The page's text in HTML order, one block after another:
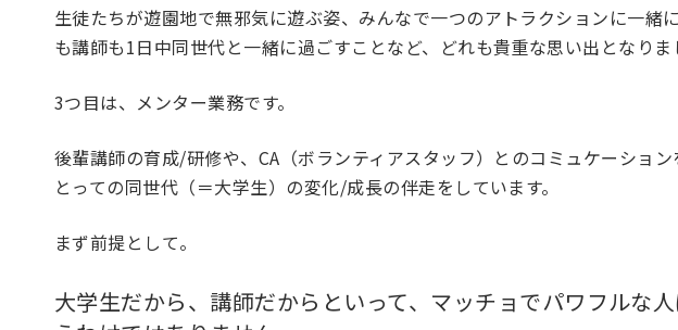
生徒たちが遊園地で無邪気に遊ぶ姿、みんなで一つのアトラクションに一緒
も講師も1日中同世代と一緒に過ごすことなど、どれも貴重な思い出となりま
3つ目は、メンター業務です。
後輩講師の育成/研修や、CA（ボランティアスタッフ）とのコミュケーショ
とっての同世代（＝大学生）の変化/成長の伴走をしています。
まず前提として。
大学生だから、講師だからといって、マッチョでパワフルな